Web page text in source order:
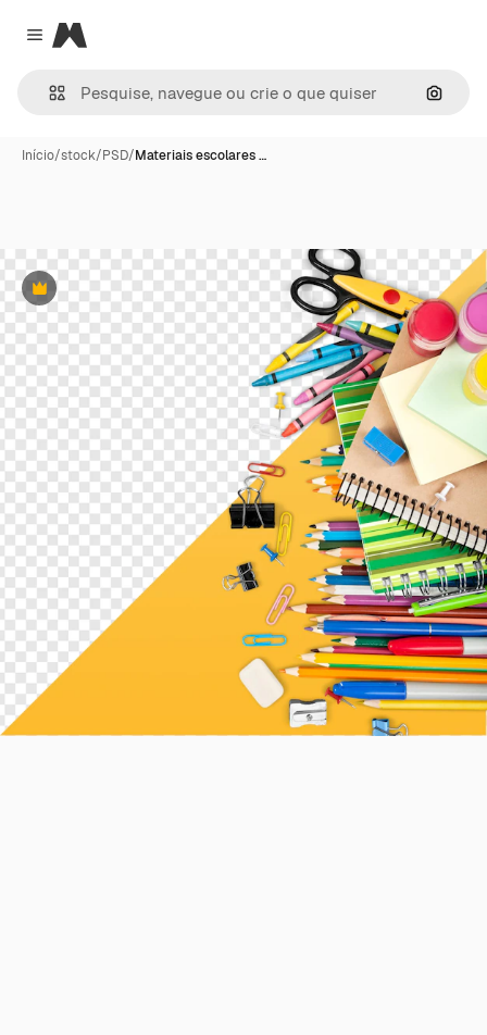
Close menu
Magnific
Início/stock/PSD/Materiais escolares …
Premium